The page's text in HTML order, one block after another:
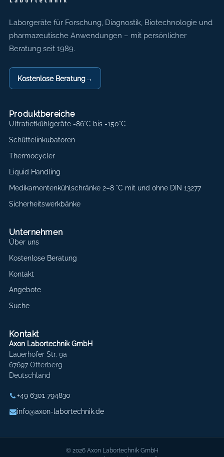
Axon Labortechnik
Laborgeräte für Forschung, Diagnostik, Biotechnologie und
pharmazeutische Anwendungen – mit persönlicher
Beratung seit 1989.
Kostenlose Beratung→
Produktbereiche
Ultratiefkühlgeräte -86°C bis -150°C
Schüttelinkubatoren
Thermocycler
Liquid Handling
Medikamentenkühlschränke 2–8 °C mit und ohne DIN 13277
Sicherheitswerkbänke
Unternehmen
Über uns
Kostenlose Beratung
Kontakt
Angebote
Suche
Kontakt
Axon Labortechnik GmbH
Lauerhöfer Str. 9a
67697 Otterberg
Deutschland
+49 6301 794830
info@axon-labortechnik.de
© 2026 Axon Labortechnik GmbH